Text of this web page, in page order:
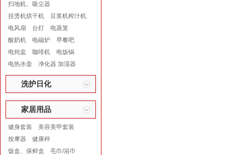
扫地机、吸尘器
挂烫机烘干机
豆浆机榨汁机
电风扇
台灯
电蒸笼
酸奶机
电磁炉
早餐吧
电炖盅
咖啡机
电饭锅
电热水壶
净化器 加湿器
洗护日化
家居用品
健身套装
美容美甲套装
按摩器
健康秤
饭盒、保鲜盒
毛巾/浴巾